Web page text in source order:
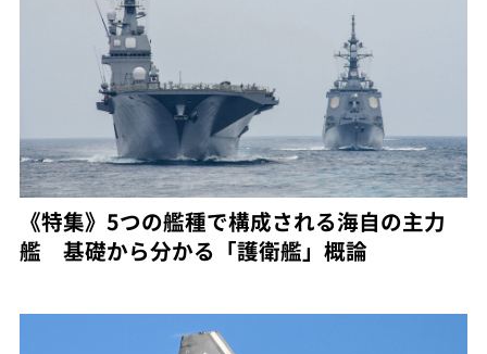
《特集》5つの艦種で構成される海自の主力
艦 基礎から分かる「護衛艦」概論